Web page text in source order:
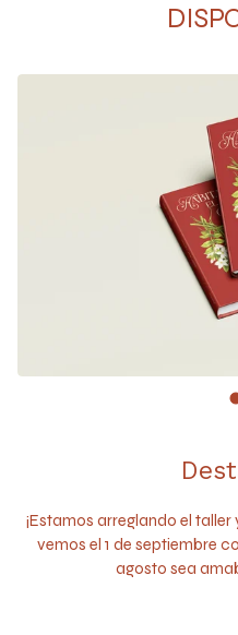
¡Estamos arreglando el
vemos el 1 de septiembre
agosto sea